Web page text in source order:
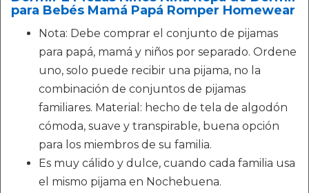
para Bebés Mamá Papá Romper Homewear
Nota: Debe comprar el conjunto de pijamas
para papá, mamá y niños por separado. Ordene
uno, solo puede recibir una pijama, no la
combinación de conjuntos de pijamas
familiares. Material: hecho de tela de algodón
cómoda, suave y transpirable, buena opción
para los miembros de su familia.
Es muy cálido y dulce, cuando cada familia usa
el mismo pijama en Nochebuena.